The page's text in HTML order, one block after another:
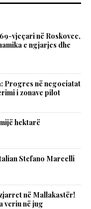
vjeçari në Roskovec,
e ngjarjes dhe
Progres në negociatat
i zonave pilot
hektarë
Stefano Marcelli
në Mallakastër!
veriu në jug